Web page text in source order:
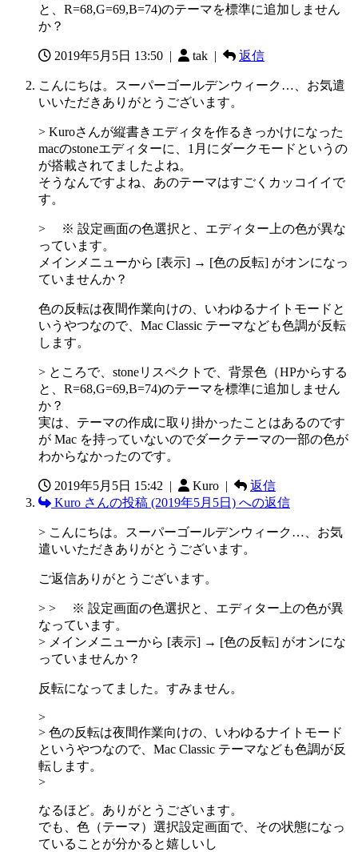
と、R=68,G=69,B=74)のテーマを標準に追加しません
か？
2019年5月5日 13:50 | tak | 返信
こんにちは。スーパーゴールデンウィーク…、お気遣
いいただきありがとうございます。
> Kuroさんが縦書きエディタを作るきっかけになった
macのstoneエディターに、1月にダークモードというの
が搭載されてましたよね。
そうなんですよね、あのテーマはすごくカッコイイで
す。
> ※ 設定画面の色選択と、エディター上の色が異な
っています。
メインメニューから [表示] → [色の反転] がオンになっ
ていませんか？
色の反転は夜間作業向けの、いわゆるナイトモードと
いうやつなので、Mac Classic テーマなども色調が反転
します。
> ところで、stoneリスペクトで、背景色（HPからする
と、R=68,G=69,B=74)のテーマを標準に追加しません
か？
実は、テーマの作成に取り掛かったことはあるのです
が Mac を持っていないのでダークテーマの一部の色が
わからなかったのです。
2019年5月5日 15:42 | Kuro |
返信
Kuro さんの投稿 (2019年5月5日) への返信
> こんにちは。スーパーゴールデンウィーク…、お気
遣いいただきありがとうございます。
ご返信ありがとうございます。
> > ※ 設定画面の色選択と、エディター上の色が異
なっています。
> メインメニューから [表示] → [色の反転] がオンにな
っていませんか？
反転になってました。すみません。
>
> 色の反転は夜間作業向けの、いわゆるナイトモード
というやつなので、Mac Classic テーマなども色調が反
転します。
>
なるほど。ありがとうございます。
でも、色（テーマ）選択設定画面で、その状態になっ
ていることが分かると嬉しいし